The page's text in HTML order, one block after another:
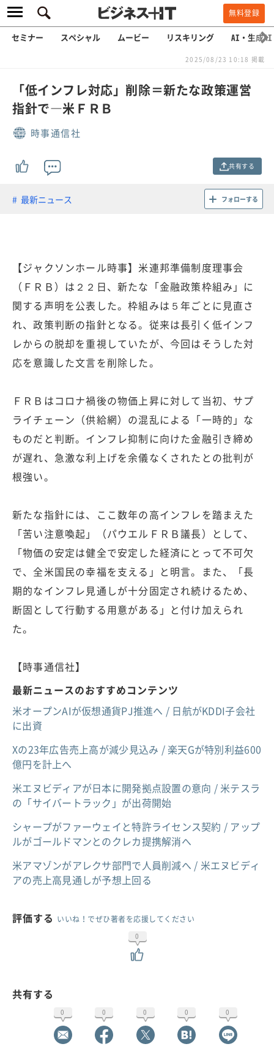
無料登録
セミナー スペシャル ムービー リスキリング AI・生成AI
2025/08/23 10:18 掲載
「低インフレ対応」削除＝新たな政策運営
指針で―米ＦＲＢ
時事通信社
共有する
最新ニュース フォローする
【ジャクソンホール時事】米連邦準備制度理事会
（ＦＲＢ）は２２日、新たな「金融政策枠組み」に
関する声明を公表した。枠組みは５年ごとに見直さ
れ、政策判断の指針となる。従来は長引く低インフ
レからの脱却を重視していたが、今回はそうした対
応を意識した文言を削除した。
ＦＲＢはコロナ禍後の物価上昇に対して当初、サプ
ライチェーン（供給網）の混乱による「一時的」な
ものだと判断。インフレ抑制に向けた金融引き締め
が遅れ、急激な利上げを余儀なくされたとの批判が
根強い。
新たな指針には、ここ数年の高インフレを踏まえた
「苦い注意喚起」（パウエルＦＲＢ議長）として、
「物価の安定は健全で安定した経済にとって不可欠
で、全米国民の幸福を支える」と明言。また、「長
期的なインフレ見通しが十分固定され続けるため、
断固として行動する用意がある」と付け加えられ
た。
【時事通信社】
最新ニュースのおすすめコンテンツ
米オープンAIが仮想通貨PJ推進へ / 日航がKDDI子会社
に出資
Xの23年広告売上高が減少見込み / 楽天Gが特別利益600
億円を計上へ
米エヌビディアが日本に開発拠点設置の意向 / 米テスラ
の「サイバートラック」が出荷開始
シャープがファーウェイと特許ライセンス契約 / アップ
ルがゴールドマンとのクレカ提携解消へ
米アマゾンがアレクサ部門で人員削減へ / 米エヌビディ
アの売上高見通しが予想上回る
評価する いいね！でぜひ著者を応援してください
0
共有する
0 0 0 0 0